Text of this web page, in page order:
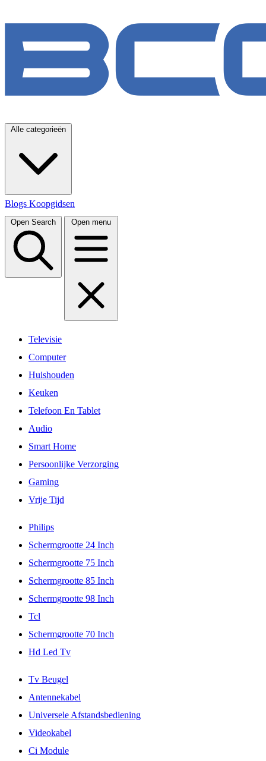
Alle categorieën
Blogs Koopgidsen
Open Search Open menu
Televisie
Computer
Huishouden
Keuken
Telefoon En Tablet
Audio
Smart Home
Persoonlijke Verzorging
Gaming
Vrije Tijd
Philips
Schermgrootte 24 Inch
Schermgrootte 75 Inch
Schermgrootte 85 Inch
Schermgrootte 98 Inch
Tcl
Schermgrootte 70 Inch
Hd Led Tv
Tv Beugel
Antennekabel
Universele Afstandsbediening
Videokabel
Ci Module